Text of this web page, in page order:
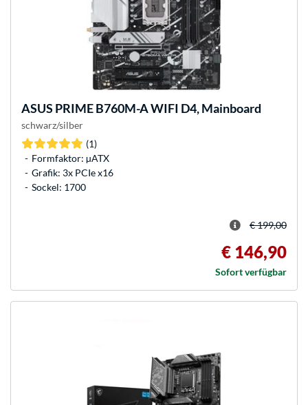
ASUS PRIME B760M-A WIFI D4, Mainboard
schwarz/silber
(1)
Formfaktor: µATX
Grafik: 3x PCIe x16
Sockel: 1700
€ 199,00
€ 146,90
Sofort verfügbar